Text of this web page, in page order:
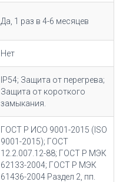
Да, 1 раз в 4-6 месяцев
Нет
IP54; Защита от перегрева;
Защита от короткого
замыкания.
ГОСТ Р ИСО 9001-2015 (ISO
9001-2015); ГОСТ
12.2.007.12-88; ГОСТ Р МЭК
62133-2004; ГОСТ Р МЭК
61436-2004 Раздел 2, пп.